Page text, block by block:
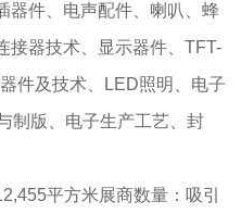
器件、电声配件、喇叭、蜂
接器技术、显示器件、TFT-
件及技术、LED照明、电子
制版、电子生产工艺、封
平方米展商数量：吸引